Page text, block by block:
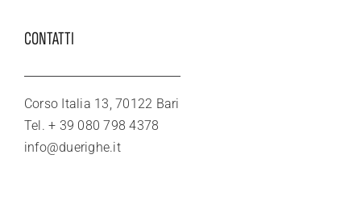
CONTATTI
Corso Italia 13, 70122 Bari
Tel. + 39 080 798 4378
info@duerighe.it